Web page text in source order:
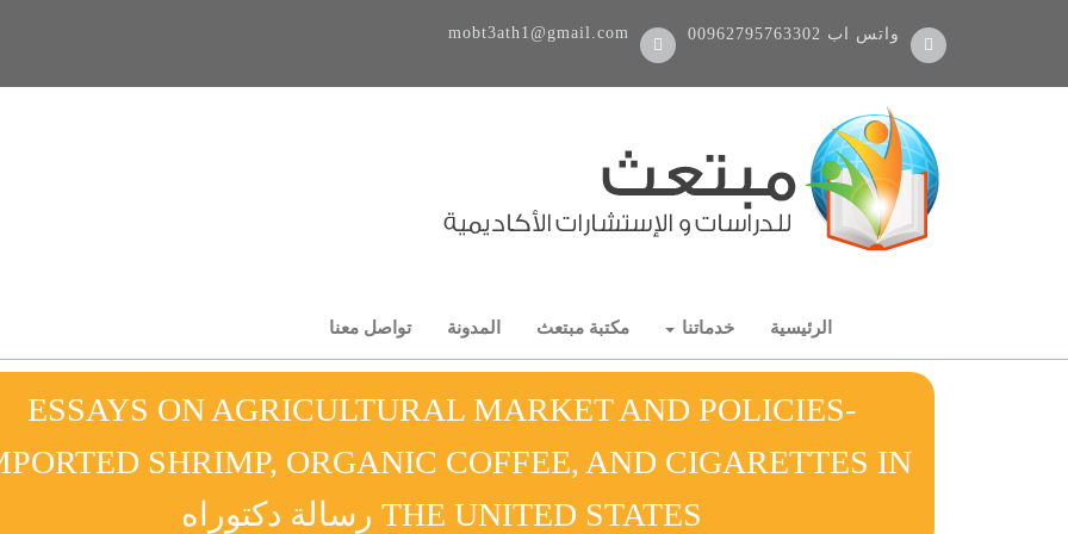
00962795763302 واتس اب mobt3ath1@gmail.com
الرئيسية خدماتنا مكتبة مبتعث المدونة تواصل معنا
ESSAYS ON AGRICULTURAL MARKET AND POLICIES-
SHRIMP, ORGANIC COFFEE, AND CIGARETTES IN
THE UNITED STATES رسالة دكتوراه